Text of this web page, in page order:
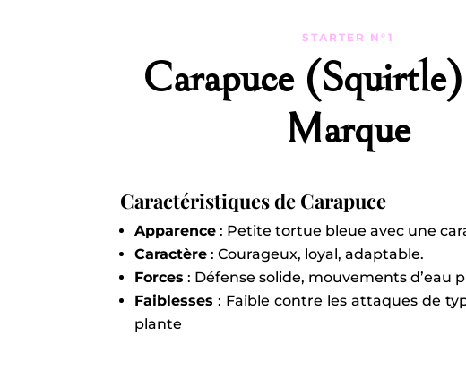
STARTER N°1
Carapuce
Marque
Caractéristiques de Carapuce
Apparence : Petite tortue bleue avec une
Caractère : Courageux, loyal, adaptable.
Forces : Défense solide, mouvements d’eau
Faiblesses : Faible contre les attaques de
plante